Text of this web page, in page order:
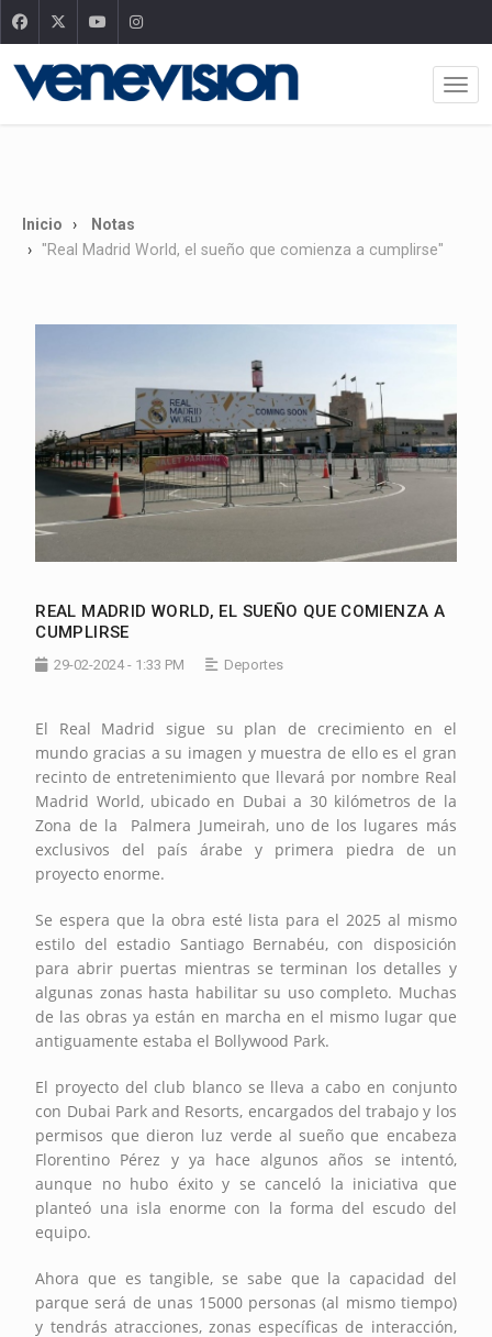
Inicio
Notas
"Real Madrid World, el sueño que comienza a cumplirse"
REAL MADRID WORLD, EL SUEÑO QUE COMIENZA A
CUMPLIRSE
29-02-2024 - 1:33 PM Deportes
El Real Madrid sigue su plan de crecimiento en el
mundo gracias a su imagen y muestra de ello es el gran
recinto de entretenimiento que llevará por nombre Real
Madrid World, ubicado en Dubai a 30 kilómetros de la
Zona de la Palmera Jumeirah, uno de los lugares más
exclusivos del país árabe y primera piedra de un
proyecto enorme.
Se espera que la obra esté lista para el 2025 al mismo
estilo del estadio Santiago Bernabéu, con disposición
para abrir puertas mientras se terminan los detalles y
algunas zonas hasta habilitar su uso completo. Muchas
de las obras ya están en marcha en el mismo lugar que
antiguamente estaba el Bollywood Park.
El proyecto del club blanco se lleva a cabo en conjunto
con Dubai Park and Resorts, encargados del trabajo y los
permisos que dieron luz verde al sueño que encabeza
Florentino Pérez y ya hace algunos años se intentó,
aunque no hubo éxito y se canceló la iniciativa que
planteó una isla enorme con la forma del escudo del
equipo.
Ahora que es tangible, se sabe que la capacidad del
parque será de unas 15000 personas (al mismo tiempo)
y tendrás atracciones, zonas específicas de interacción,